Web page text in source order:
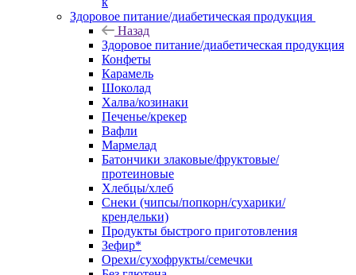
Здоровое питание/диабетическая продукция
Назад
Здоровое питание/диабетическая продукция
Конфеты
Карамель
Шоколад
Халва/козинаки
Печенье/крекер
Вафли
Мармелад
Батончики злаковые/фруктовые/
протеиновые
Хлебцы/хлеб
Снеки (чипсы/попкорн/сухарики/
крендельки)
Продукты быстрого приготовления
Зефир*
Орехи/сухофрукты/семечки